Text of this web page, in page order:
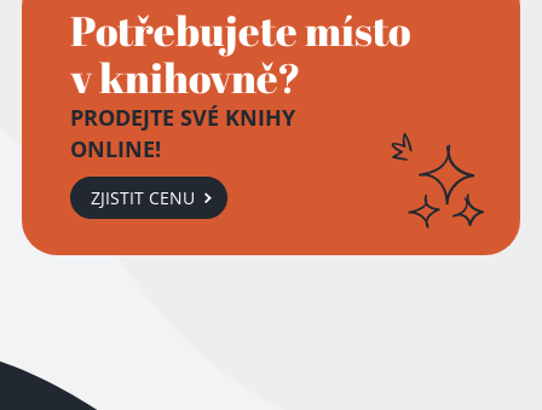
Potřebujete místo
v knihovně?
PRODEJTE SVÉ KNIHY
ONLINE!
ZJISTIT CENU